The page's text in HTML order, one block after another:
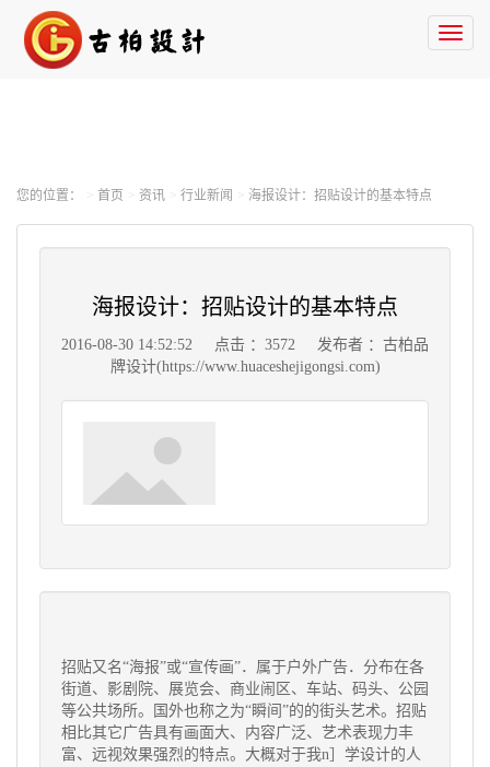
您的位置： 首页 资讯 行业新闻 海报设计：招贴设计的基本特点
海报设计：招贴设计的基本特点
2016-08-30 14:52:52 点击 ：3572
发布者 ：古柏品
牌设计(https://www.huaceshejigongsi.com)
招贴又名“海报”或“宣传画”．属于户外广告．分布在各
街道、影剧院、展览会、商业闹区、车站、码头、公园
等公共场所。国外也称之为“瞬间”的的街头艺术。招贴
相比其它广告具有画面大、内容广泛、艺术表现力丰
富、远视效果强烈的特点。大概对于我n］学设计的人